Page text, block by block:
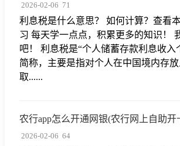
2026-02-06 71
利息税是什么意思？ 如何计算？查看
习 每天学一点点，积累更多的知识！
吧！ 利息税是“个人储蓄存款利息收入
简称，主要是指对个人在中国境内存
取......
农行app怎么开通网银(农行网上自助开
2026-02-06 64